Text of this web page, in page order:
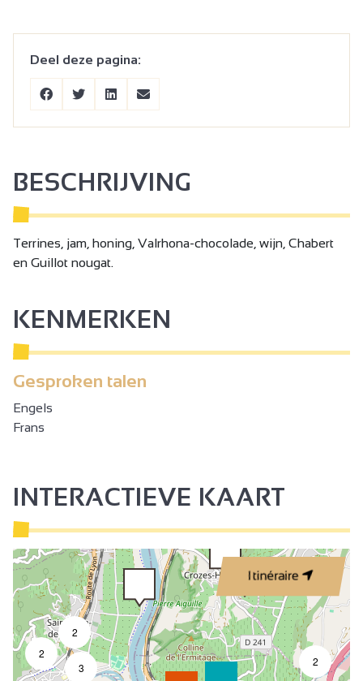
Deel deze pagina:
BESCHRIJVING
Terrines, jam, honing, Valrhona-chocolade, wijn, Chabert
en Guillot nougat.
KENMERKEN
Gesproken talen
Engels
Frans
INTERACTIEVE KAART
Itinéraire
2
2
2
3